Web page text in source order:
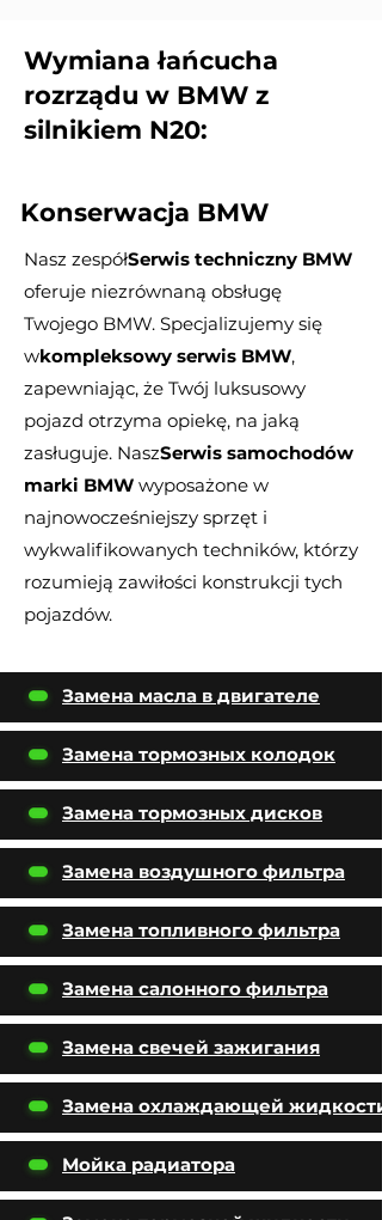
Wymiana łańcucha
rozrządu w BMW z
silnikiem N20:
Konserwacja BMW
Nasz zespółSerwis techniczny BMW
oferuje niezrównaną obsługę
Twojego BMW. Specjalizujemy się
wkompleksowy serwis BMW,
zapewniając, że Twój luksusowy
pojazd otrzyma opiekę, na jaką
zasługuje. NaszSerwis samochodów
marki BMW wyposażone w
najnowocześniejszy sprzęt i
wykwalifikowanych techników, którzy
rozumieją zawiłości konstrukcji tych
pojazdów.
Замена масла в двигателе
Замена тормозных колодок
Замена тормозных дисков
Замена воздушного фильтра
Замена топливного фильтра
Замена салонного фильтра
Замена свечей зажигания
Замена охлаждающей жидкости
Мойка радиатора